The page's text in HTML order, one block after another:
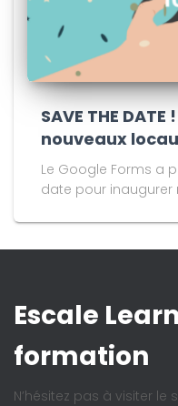
SAVE THE
nouveaux
Le Google Forms a
date pour inaugurer
Escale
formation
N’hésitez pas à visiter le